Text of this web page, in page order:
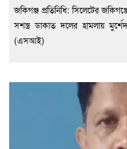
জকিগঞ্জ প্রতিনিধি: সিলেটের
সশস্ত্র ডাকাত দলের হামলায়
(এসআই)